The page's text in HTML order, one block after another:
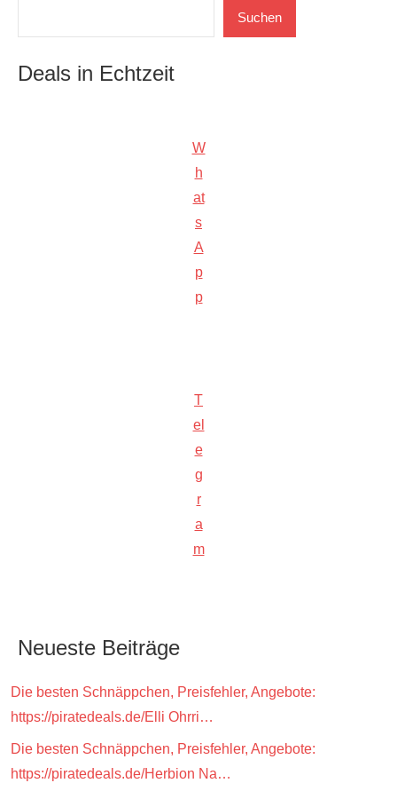
Suchen
Deals in Echtzeit
W
h
at
s
A
p
p
T
el
e
g
r
a
m
Neueste Beiträge
Die besten Schnäppchen, Preisfehler, Angebote:
https://piratedeals.de/Elli Ohrri…
Die besten Schnäppchen, Preisfehler, Angebote:
https://piratedeals.de/Herbion Na…